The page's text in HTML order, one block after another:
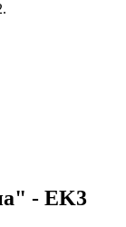
- EK3